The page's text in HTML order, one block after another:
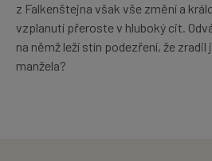
z Falkenštejna však vše změní a
vzplanutí přeroste v hluboký cit.
na němž leží stín podezření, že zradil
manžela?